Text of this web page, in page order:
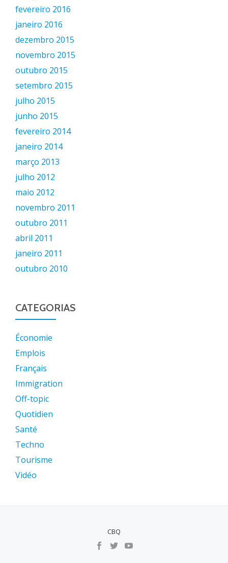
fevereiro 2016
janeiro 2016
dezembro 2015
novembro 2015
outubro 2015
setembro 2015
julho 2015
junho 2015
fevereiro 2014
janeiro 2014
março 2013
julho 2012
maio 2012
novembro 2011
outubro 2011
abril 2011
janeiro 2011
outubro 2010
CATEGORIAS
Économie
Emplois
Français
Immigration
Off-topic
Quotidien
Santé
Techno
Tourisme
Vidéo
CBQ